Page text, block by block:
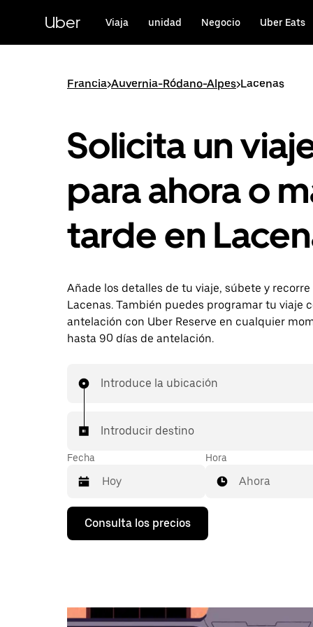
contenido
principal
Uber Viaja unidad Negocio Uber Eats
Francia>Auvernia-Ródano-Alpes>Lacenas
Solicita un
para ahora o
tarde en
Añade los detalles de tu viaje, súbete y recorre
Lacenas. También puedes programar tu viaje
antelación con Uber Reserve en cualquier
hasta 90 días de antelación.
Introduce la ubicación
Introducir destino
Fecha
Pulsa
flecha
calendario
Hora
Ahora
Consulta los precios